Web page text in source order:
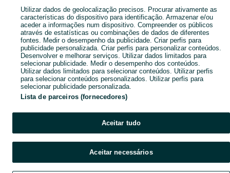
Mapa do site
Mapa das freguesias
Mapa de mini-sites
Pesquisas populares
Utilizar dados de geolocalização precisos. Procurar ativamente as
características do dispositivo para identificação. Armazenar e/ou
aceder a informações num dispositivo. Compreender os públicos
através de estatísticas ou combinações de dados de diferentes
fontes. Medir o desempenho da publicidade. Criar perfis para
publicidade personalizada. Criar perfis para personalizar conteúdos.
Desenvolver e melhorar serviços. Utilizar dados limitados para
selecionar publicidade. Medir o desempenho dos conteúdos.
Utilizar dados limitados para selecionar conteúdos. Utilizar perfis
para selecionar conteúdos personalizados. Utilizar perfis para
selecionar publicidade personalizada.
Lista de parceiros (fornecedores)
Aceitar tudo
Aceitar necessários